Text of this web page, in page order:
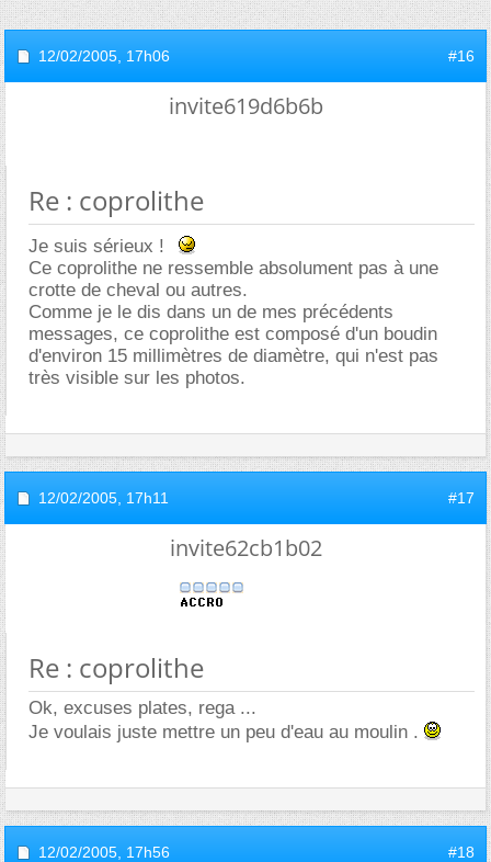
12/02/2005, 17h06 #16
invite619d6b6b
Re : coprolithe
Je suis sérieux !
Ce coprolithe ne ressemble absolument pas à une
crotte de cheval ou autres.
Comme je le dis dans un de mes précédents
messages, ce coprolithe est composé d'un boudin
d'environ 15 millimètres de diamètre, qui n'est pas
très visible sur les photos.
12/02/2005, 17h11 #17
invite62cb1b02
Re : coprolithe
Ok, excuses plates, rega ...
Je voulais juste mettre un peu d'eau au moulin .
12/02/2005, 17h56 #18